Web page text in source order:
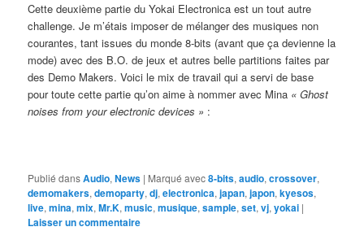
Cette deuxième partie du Yokai Electronica est un tout autre
challenge. Je m’étais imposer de mélanger des musiques non
courantes, tant issues du monde 8-bits (avant que ça devienne la
mode) avec des B.O. de jeux et autres belle partitions faites par
des Demo Makers. Voici le mix de travail qui a servi de base
pour toute cette partie qu’on aime à nommer avec Mina « Ghost
noises from your electronic devices » :
Publié dansAudio,News | Marqué avec8-bits,audio,crossover,
demomakers,demoparty,dj,electronica,japan,japon,kyesos,
live,mina,mix,Mr.K,music,musique,sample,set,vj,yokai |
Laisser un commentaire